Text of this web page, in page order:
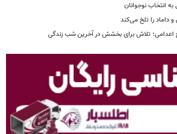
انتخاب نوجوانان
داماد را تلخ می‌کند
اعدامی؛ تلاش برای بخشش در آخرین شب زندگی